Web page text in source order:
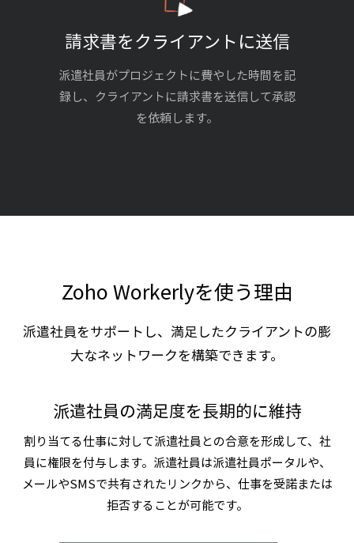
請求書をクライアントに送信
派遣社員がプロジェクトに費やした時間を記
録し、クライアントに請求書を送信して承認
を依頼します。
Zoho Workerlyを使う理由
派遣社員をサポートし、満足したクライアントの膨
大なネットワークを構築できます。
派遣社員の満足度を長期的に維持
割り当てる仕事に対して派遣社員との合意を形成して、社
員に権限を付与します。派遣社員は派遣社員ポータルや、
メールやSMSで共有されたリンクから、仕事を受諾または
拒否することが可能です。